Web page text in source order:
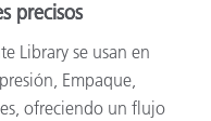
precisos
Library se usan en
Empaque,
ofreciendo un flujo